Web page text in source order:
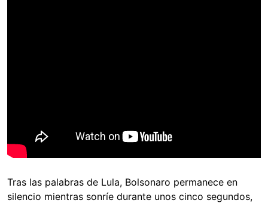
Tras las palabras de Lula, Bolsonaro permanece en
silencio mientras sonríe durante unos cinco segundos,